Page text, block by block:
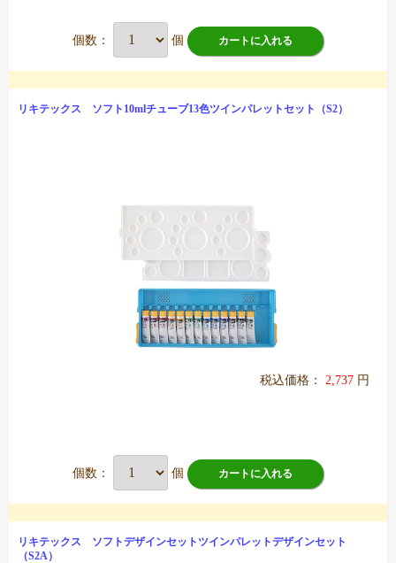
個数： 個 カートに入れる
リキテックス ソフト10mlチューブ13色ツインパレットセット（S2）
税込価格： 2,737 円
個数： 個 カートに入れる
リキテックス ソフトデザインセットツインパレットデザインセット
（S2A）